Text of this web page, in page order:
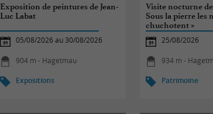
Exposition de peintures de Jean-
Luc Labat
05/08/2026 au 30/08/2026
904 m - Hagetmau
Expositions
Visite nocturne
Sous la pierre les
chuchotent »
25/08/2026
934 m -
Patrimoine